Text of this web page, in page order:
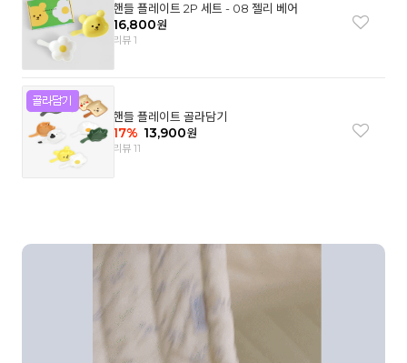
핸들 플레이트 2P 세트 - 08 젤리 베어
16,800원
리뷰 1
핸들 플레이트 골라담기
17% 13,900원
리뷰 11